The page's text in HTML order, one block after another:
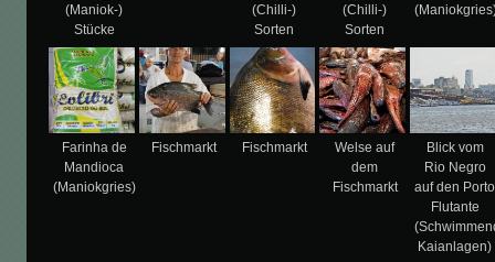
(Maniok-)
Stücke
(Chilli-)
Sorten
(Chilli-)
Sorten
Farinha de
Mandioca
(Maniokgries)
Fischmarkt Fischmarkt
Welse auf
dem
Fischmarkt
Blick vom
Rio Negro
auf den Porto
Flutante
Kaianlagen)